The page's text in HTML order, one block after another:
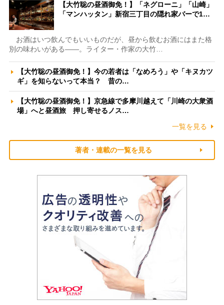
【大竹聡の昼酒御免！】「ネグローニ」「山崎」
「マンハッタン」新宿三丁目の隠れ家バーで1…
お酒はいつ飲んでもいいものだが、昼から飲むお酒にはまた格
別の味わいがある――。ライター・作家の大竹…
【大竹聡の昼酒御免！】今の若者は「なめろう」や「キヌカツ
ギ」を知らないって本当？ 昔の…
【大竹聡の昼酒御免！】京急線で多摩川越えて「川崎の大衆酒
場」へと昼酒旅 押し寄せるノス…
一覧を見る
著者・連載の一覧を見る